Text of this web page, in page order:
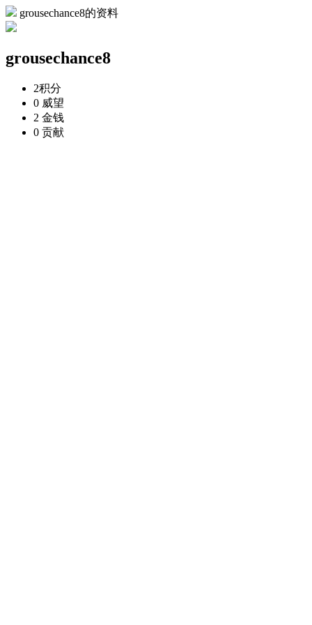
grousechance8的资料
grousechance8
2积分
0 威望
2 金钱
0 贡献